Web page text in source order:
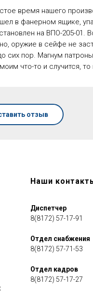
время нашего
в фанерном ящике,
на ВПО-205-01.
оружие в сейфе не
сих пор. Магнум
что-то и случится, то
отзыв
Наши
Диспетчер
8(8172) 57-17-91
Отдел снабжения
8(8172) 57-71-53
Отдел кадров
8(8172) 57-17-27